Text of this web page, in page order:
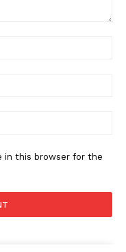
in this browser for the